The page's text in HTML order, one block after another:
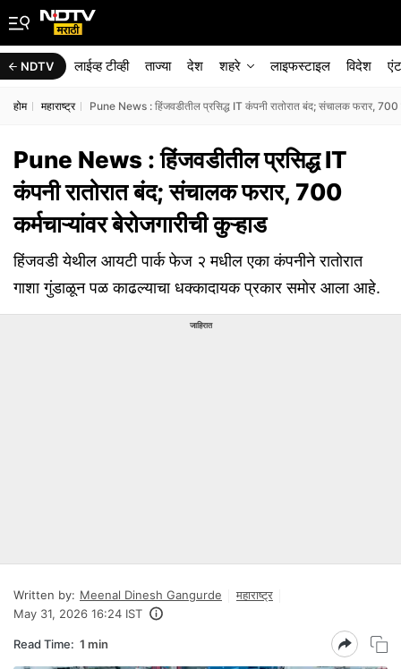
NDTV लाईव्ह टीव्ही ताज्या देश शहरे लाइफस्टाइल विदेश
होम महाराष्ट्र Pune News : हिंजवडीतील प्रसिद्ध IT कंपनी रातोरात बंद; संचालक फरार, 700
Pune News : हिंजवडीतील प्रसिद्ध IT
कंपनी रातोरात बंद; संचालक फरार, 700
कर्मचाऱ्यांवर बेरोजगारीची कुऱ्हाड
हिंजवडी येथील आयटी पार्क फेज २ मधील एका कंपनीने रातोरात
गाशा गुंडाळून पळ काढल्याचा धक्कादायक प्रकार समोर आला आहे.
जाहिरात
Written by: Meenal Dinesh Gangurde
महाराष्ट्र
May 31, 2026 16:24 IST
Read Time: 1 min